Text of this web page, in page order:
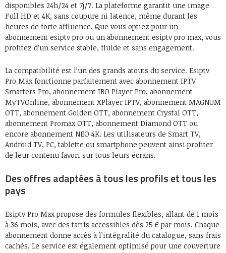
disponibles 24h/24 et 7j/7. La plateforme garantit une image
Full HD et 4K, sans coupure ni latence, même durant les
heures de forte affluence. Que vous optiez pour un
abonnement esiptv pro ou un abonnement esiptv pro max, vous
profitez d’un service stable, fluide et sans engagement.
La compatibilité est l’un des grands atouts du service. Esiptv
Pro Max fonctionne parfaitement avec abonnement IPTV
Smarters Pro, abonnement IBO Player Pro, abonnement
MyTVOnline, abonnement XPlayer IPTV, abonnement MAGNUM
OTT, abonnement Golden OTT, abonnement Crystal OTT,
abonnement Promax OTT, abonnement Diamond OTT ou
encore abonnement NEO 4K. Les utilisateurs de Smart TV,
Android TV, PC, tablette ou smartphone peuvent ainsi profiter
de leur contenu favori sur tous leurs écrans.
Des offres adaptées à tous les profils et tous les
pays
Esiptv Pro Max propose des formules flexibles, allant de 1 mois
à 36 mois, avec des tarifs accessibles dès 25 € par mois. Chaque
abonnement donne accès à l’intégralité du catalogue, sans frais
cachés. Le service est également optimisé pour une couverture